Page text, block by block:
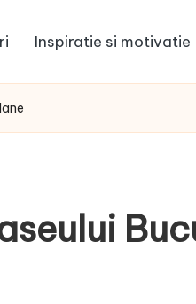
Inspiratie si motivatie